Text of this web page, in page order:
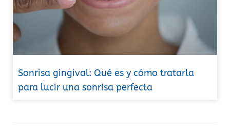
Sonrisa gingival: Qué es y cómo tratarla
para lucir una sonrisa perfecta